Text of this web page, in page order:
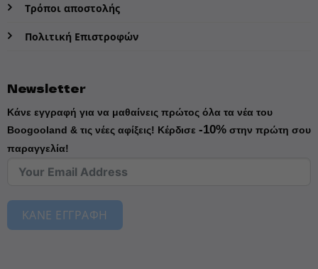
Τρόποι αποστολής
Πολιτική Επιστροφών
Newsletter
Κάνε εγγραφή για να μαθαίνεις πρώτος όλα τα νέα του
Boogooland & τις νέες αφίξεις! Κέρδισε -10%στην πρώτη σου
παραγγελία!
ΚΑΝΕ ΕΓΓΡΑΦΗ